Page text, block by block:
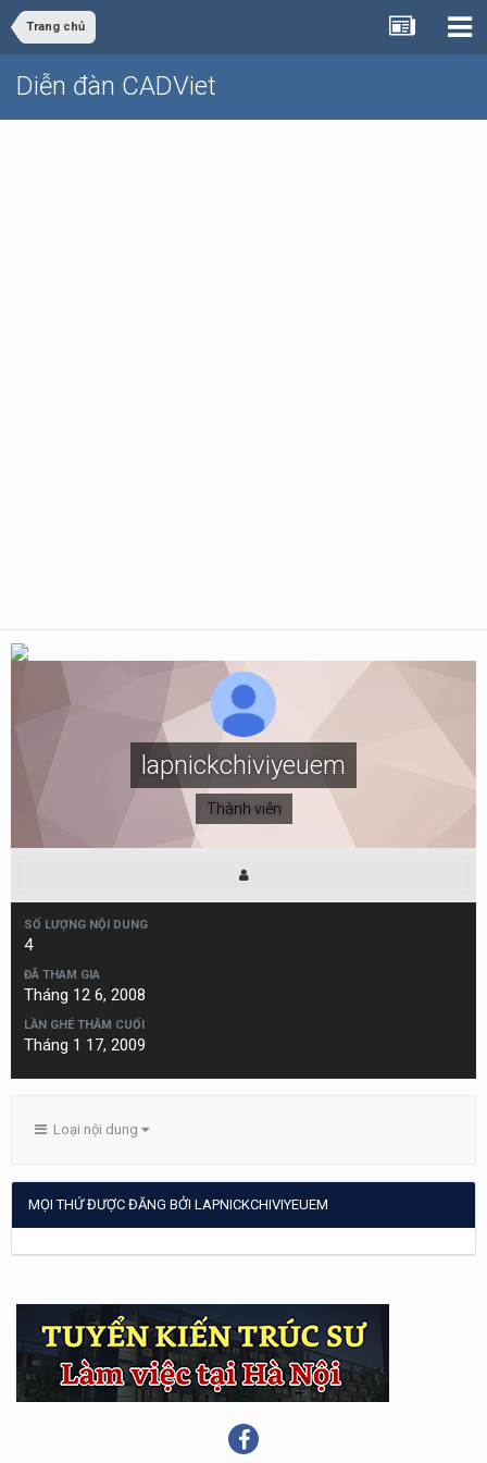
Trang chủ
Diễn đàn CADViet
lapnickchiviyeuem
Thành viên
SỐ LƯỢNG NỘI DUNG
4
ĐÃ THAM GIA
Tháng 12 6, 2008
LẦN GHÉ THĂM CUỐI
Tháng 1 17, 2009
Loại nội dung
MỌI THỨ ĐƯỢC ĐĂNG BỞI LAPNICKCHIVIYEUEM